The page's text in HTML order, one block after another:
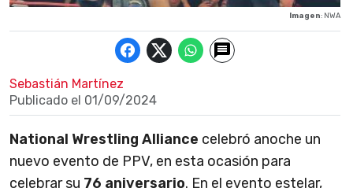
Imagen: NWA
Sebastián Martínez
Publicado el 01/09/2024
National Wrestling Alliance celebró anoche un
nuevo evento de PPV, en esta ocasión para
celebrar su 76 aniversario. En el evento estelar,